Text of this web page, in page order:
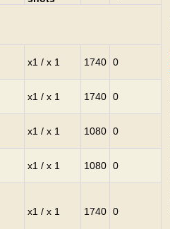
x1 / x 1 1740 0
x1 / x 1 1740 0
x1 / x 1 1080 0
x1 / x 1 1080 0
x1 / x 1 1740 0